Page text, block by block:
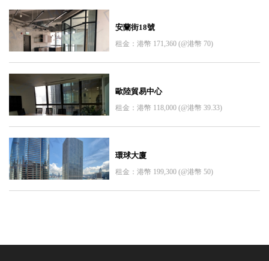
安蘭街18號
租金：港幣 171,360 (@港幣 70)
歐陸貿易中心
租金：港幣 118,000 (@港幣 39.33)
環球大廈
租金：港幣 199,300 (@港幣 50)